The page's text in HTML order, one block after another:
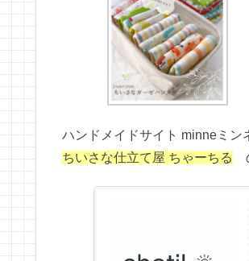
ハンドメイドサイト minneミン
ちいさな仕立て屋 ちゃーちる